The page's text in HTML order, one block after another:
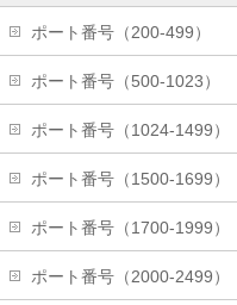
ポート番号（200-499）
ポート番号（500-1023）
ポート番号（1024-1499）
ポート番号（1500-1699）
ポート番号（1700-1999）
ポート番号（2000-2499）